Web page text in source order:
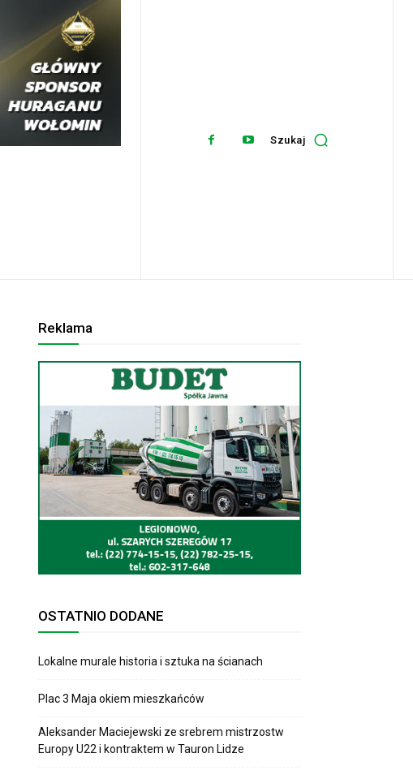
Szukaj
Reklama
OSTATNIO DODANE
Lokalne murale historia i sztuka na ścianach
Plac 3 Maja okiem mieszkańców
Aleksander Maciejewski ze srebrem mistrzostw
Europy U22 i kontraktem w Tauron Lidze